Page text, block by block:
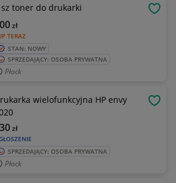
toner do drukarki
TERAZ
zł
STAN: NOWY
SPRZEDAJĄCY: OSOBA PRYWATNA
Płock
wielofunkcyjna HP envy
zł
SPRZEDAJĄCY: OSOBA PRYWATNA
Płock